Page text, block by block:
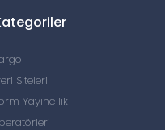
Siteleri
Yayıncılık